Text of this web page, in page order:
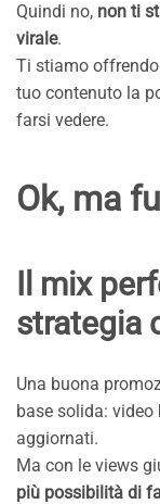
Quindi no, non ti
virale.
Ti stiamo offrendo
tuo contenuto la
farsi vedere.
Ok, ma
Il mix
strategia
Una buona
base solida:
aggiornati.
Ma con le views
più possibilità di